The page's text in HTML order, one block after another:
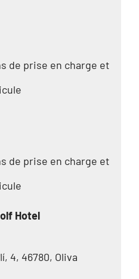
de prise en charge et
de prise en charge et
Hotel
4, 46780, Oliva